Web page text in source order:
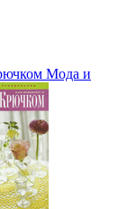
Мода и